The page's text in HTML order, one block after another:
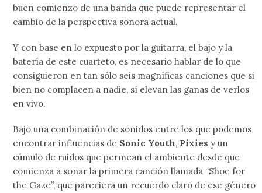
buen comienzo de una banda que puede representar el
cambio de la perspectiva sonora actual.
Y con base en lo expuesto por la guitarra, el bajo y la
batería de este cuarteto, es necesario hablar de lo que
consiguieron en tan sólo seis magníficas canciones que si
bien no complacen a nadie, sí elevan las ganas de verlos
en vivo.
Bajo una combinación de sonidos entre los que podemos
encontrar influencias de Sonic Youth, Pixies y un
cúmulo de ruidos que permean el ambiente desde que
comienza a sonar la primera canción llamada “Shoe for
the Gaze”, que pareciera un recuerdo claro de ese género